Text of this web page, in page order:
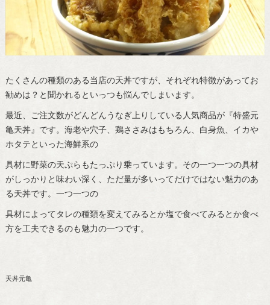
たくさんの種類のある当店の天丼ですが、それぞれ特徴があってお
勧めは？と聞かれるといっつも悩んでしまいます。
最近、ご注文数がどんどんうなぎ上りしている人気商品が『特盛元
亀天丼』です。海老や穴子、鶏ささみはもちろん、白身魚、イカや
ホタテといった海鮮系の
具材に野菜の天ぷらもたっぷり乗っています。その一つ一つの具材
がしっかりと味わい深く、ただ量が多いってだけではない魅力のあ
る天丼です。一つ一つの
具材によってタレの種類を変えてみるとか塩で食べてみるとか食べ
方を工夫できるのも魅力の一つです。
天丼元亀